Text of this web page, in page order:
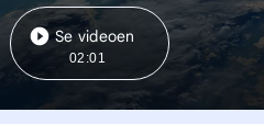
Se videoen
02:01